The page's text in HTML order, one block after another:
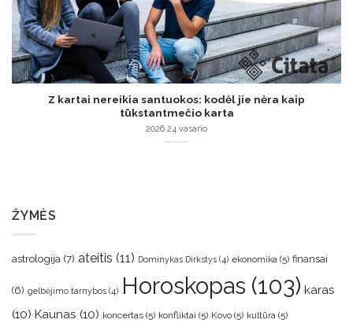
Z kartai nereikia santuokos: kodėl jie nėra kaip
tūkstantmečio karta
2026 24 vasario
ŽYMĖS
astrologija (7) ateitis (11) Dominykas Dirkstys (4) ekonomika (5) finansai
(6) gelbėjimo tarnybos (4) Horoskopas (103) karas
(10) Kaunas (10) koncertas (5) konfliktai (5) Kovo (5) kultūra (5)